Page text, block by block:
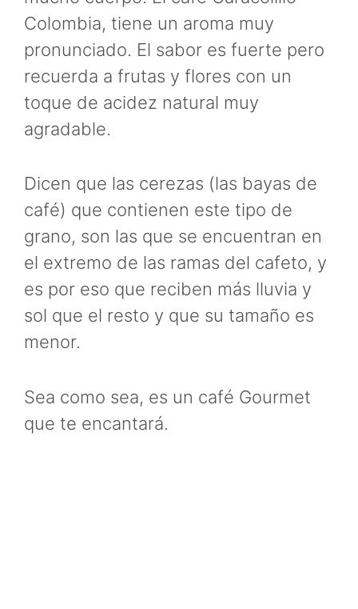
Colombia, tiene un aroma muy
pronunciado. El sabor es fuerte pero
recuerda a frutas y flores con un
toque de acidez natural muy
agradable.
Dicen que las cerezas (las bayas de
café) que contienen este tipo de
grano, son las que se encuentran en
el extremo de las ramas del cafeto, y
es por eso que reciben más lluvia y
sol que el resto y que su tamaño es
menor.
Sea como sea, es un café Gourmet
que te encantará.